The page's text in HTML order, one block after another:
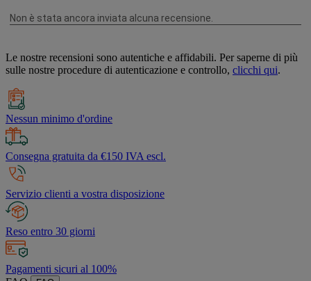
Le nostre recensioni sono autentiche e affidabili. Per saperne di più
sulle nostre procedure di autenticazione e controllo, clicchi qui.
Nessun minimo d'ordine
Consegna gratuita da €150 IVA escl.
Servizio clienti a vostra disposizione
Reso entro 30 giorni
Pagamenti sicuri al 100%